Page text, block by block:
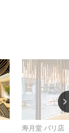
寿月堂 パリ店